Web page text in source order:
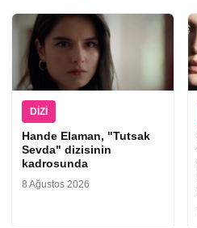
DIZI
Hande Elaman, "Tutsak
Sevda" dizisinin
kadrosunda
8 Ağustos 2026